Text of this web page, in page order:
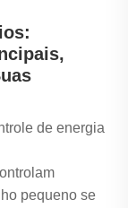
de energia
pequeno se